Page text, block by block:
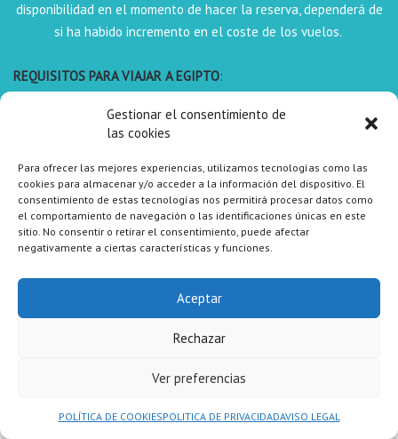
Gestionar el consentimiento de
las cookies
Para ofrecer las mejores experiencias, utilizamos tecnologías como las
cookies para almacenar y/o acceder a la información del dispositivo. El
consentimiento de estas tecnologías nos permitirá procesar datos como
el comportamiento de navegación o las identificaciones únicas en este
sitio. No consentir o retirar el consentimiento, puede afectar
negativamente a ciertas características y funciones.
Aceptar
Rechazar
Ver preferencias
POLÍTICA DE COOKIESPOLITICA DE PRIVACIDADAVISO LEGAL
disponibilidad en el momento de hacer la reserva, dependerá de
si ha habido incremento en el coste de los vuelos.
REQUISITOS PARA VIAJAR A EGIPTO:
Pasaporte con una vigencia mínima de 6 meses desde la fecha
de entrada en Egipto.
Contacta conmigo por WhatsApp directamente: 635639175
o si lo prefieres por email: info@concedetedeseos.com